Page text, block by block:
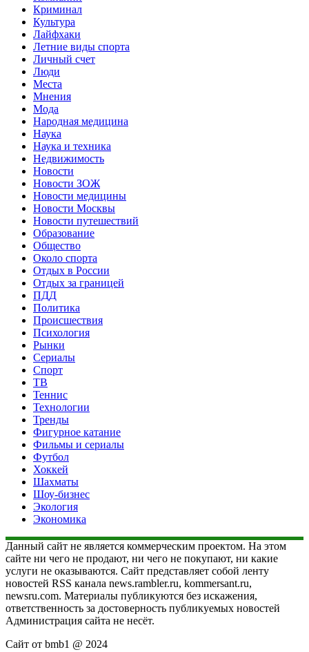
Криминал
Культура
Лайфхаки
Летние виды спорта
Личный счет
Люди
Места
Мнения
Мода
Народная медицина
Наука
Наука и техника
Недвижимость
Новости
Новости ЗОЖ
Новости медицины
Новости Москвы
Новости путешествий
Образование
Общество
Около спорта
Отдых в России
Отдых за границей
ПДД
Политика
Происшествия
Психология
Рынки
Сериалы
Спорт
ТВ
Теннис
Технологии
Тренды
Фигурное катание
Фильмы и сериалы
Футбол
Хоккей
Шахматы
Шоу-бизнес
Экология
Экономика
Данный сайт не является коммерческим проектом. На этом
сайте ни чего не продают, ни чего не покупают, ни какие
услуги не оказываются. Сайт представляет собой ленту
новостей RSS канала news.rambler.ru, kommersant.ru,
newsru.com. Материалы публикуются без искажения,
ответственность за достоверность публикуемых новостей
Администрация сайта не несёт.
Сайт от bmb1 @ 2024